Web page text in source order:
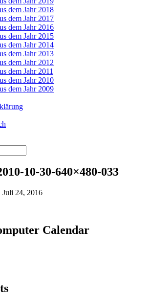
dem Jahr 2018
dem Jahr 2017
dem Jahr 2016
dem Jahr 2015
dem Jahr 2014
dem Jahr 2013
dem Jahr 2012
dem Jahr 2011
dem Jahr 2010
dem Jahr 2009
10-30-640×480-033
Juli 24, 2016
Calendar